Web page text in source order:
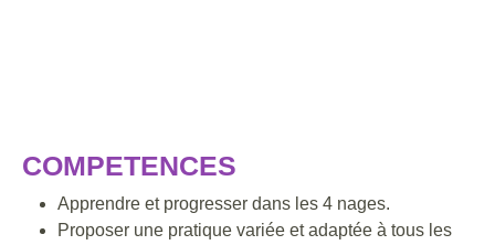
COMPETENCES
Apprendre et progresser dans les 4 nages.
Proposer une pratique variée et adaptée à tous les